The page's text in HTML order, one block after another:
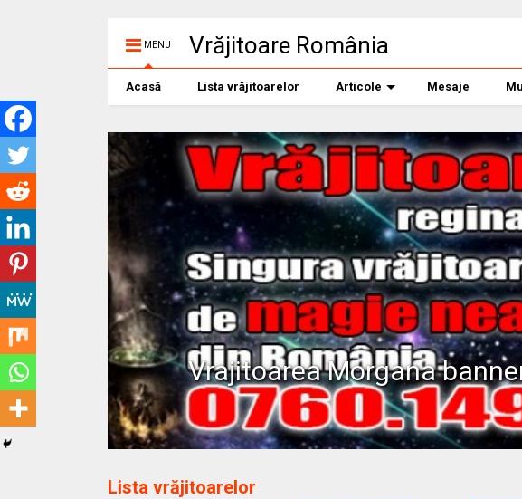
MENU Vrăjitoare România
Acasă Lista vrăjitoarelor Articole Mesaje
Vrajitoarea Morgana
Lista vrăjitoarelor